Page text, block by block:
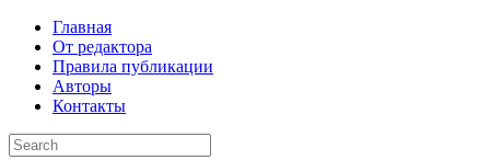
Главная
От редактора
Правила публикации
Авторы
Контакты